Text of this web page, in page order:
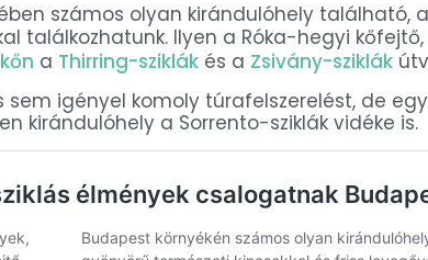
számos olyan kirándulóhely található,
találkozhatunk. Ilyen a Róka-hegyi
a Thirring-sziklák és a Zsivány-sziklák
sem igényel komoly túrafelszerelést, de
kirándulóhely a Sorrento-sziklák vidéke is.